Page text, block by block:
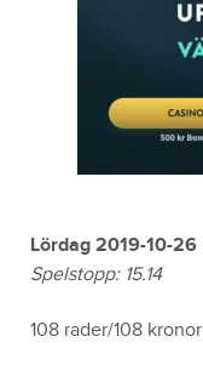
Lördag 2019-10-26
Spelstopp: 15.14
108 rader/108 kronor